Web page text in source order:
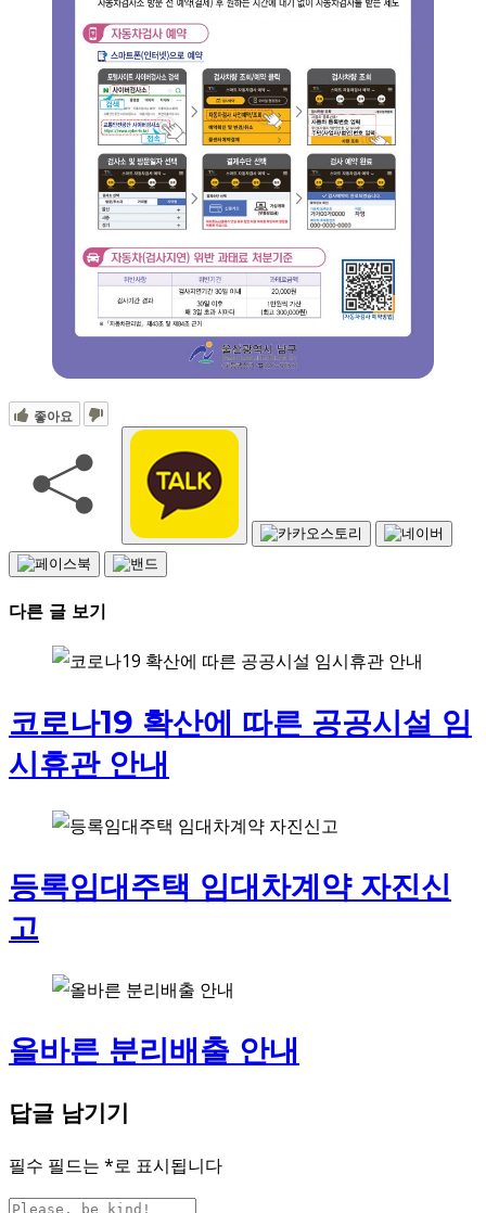
좋아요
다른 글 보기
코로나19 확산에 따른 공공시설 임
시휴관 안내
등록임대주택 임대차계약 자진신
고
올바른 분리배출 안내
답글 남기기
필수 필드는 *로 표시됩니다